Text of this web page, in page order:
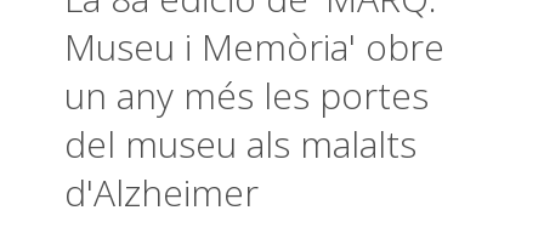
Museu i Memòria' obre
un any més les portes
del museu als malalts
d'Alzheimer